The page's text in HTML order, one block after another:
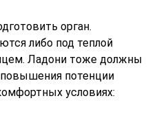
орган.
либо под теплой
Ладони тоже должны
потенции
условиях: